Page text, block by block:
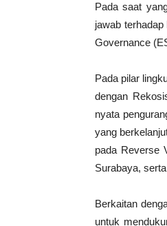
Pada saat
jawab
Governance
Pada pilar
dengan
nyata
yang
pada Reverse
Surabaya,
Berkaitan
untuk